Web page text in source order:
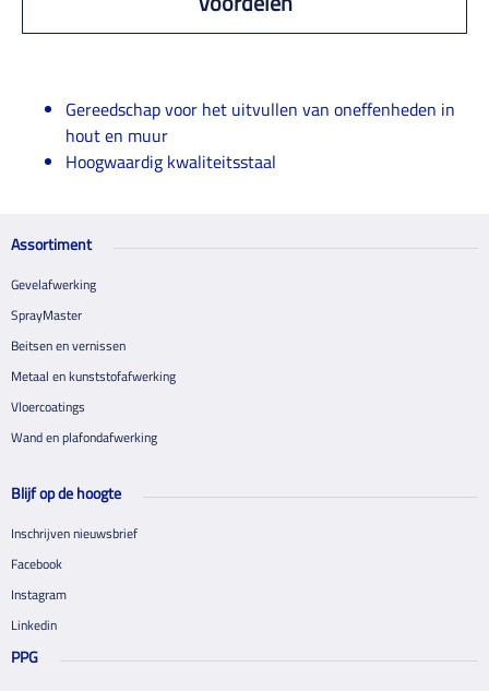
Gereedschap voor het uitvullen van oneffenheden in
hout en muur
Hoogwaardig kwaliteitsstaal
Assortiment
Gevelafwerking
SprayMaster
Beitsen en vernissen
Metaal en kunststofafwerking
Vloercoatings
Wand en plafondafwerking
Blijf op de hoogte
Inschrijven nieuwsbrief
Facebook
Instagram
Linkedin
PPG